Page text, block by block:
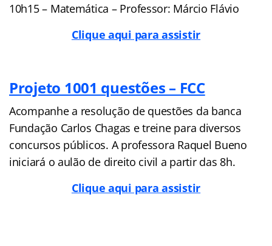
10h15 – Matemática – Professor: Márcio Flávio
Clique aqui para assistir
Projeto 1001 questões – FCC
Acompanhe a resolução de questões da banca
Fundação Carlos Chagas e treine para diversos
concursos públicos. A professora Raquel Bueno
iniciará o aulão de direito civil a partir das 8h.
Clique aqui para assistir